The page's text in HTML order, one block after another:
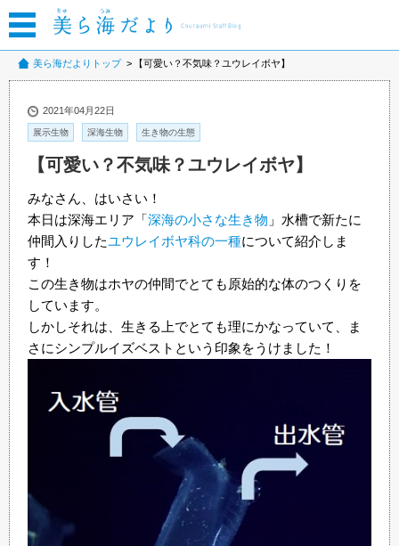
美ら海だよりトップ 【可愛い？不気味？ユウレイボヤ】
2021年04月22日
展示生物 深海生物 生き物の生態
【可愛い？不気味？ユウレイボヤ】
みなさん、はいさい！
本日は深海エリア「深海の小さな生き物 」水槽で新たに
仲間入りしたユウレイボヤ科の一種について紹介しま
す！
この生き物はホヤの仲間でとても原始的な体のつくりを
しています。
しかしそれは、生きる上でとても理にかなっていて、ま
さにシンプルイズベストという印象をうけました！